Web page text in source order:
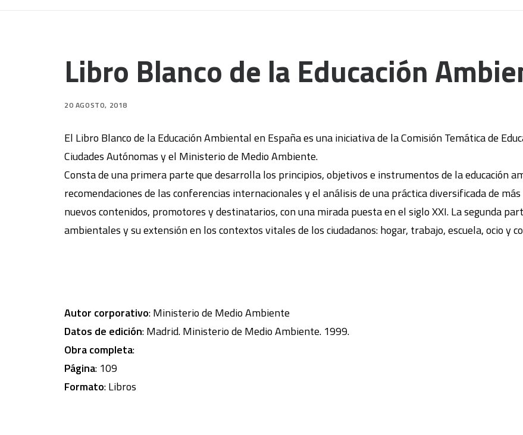
Libro Blanco de la Educación
20 AGOSTO, 2018
El Libro Blanco de la Educación Ambiental en España es una iniciativa de la Comisión Temática de
Ciudades Autónomas y el Ministerio de Medio Ambiente.
Consta de una primera parte que desarrolla los principios, objetivos e instrumentos de la educación
recomendaciones de las conferencias internacionales y el análisis de una práctica diversificada de
nuevos contenidos, promotores y destinatarios, con una mirada puesta en el siglo XXI. La segunda
ambientales y su extensión en los contextos vitales de los ciudadanos: hogar, trabajo, escuela, ocio y
Autor corporativo: Ministerio de Medio Ambiente
Datos de edición: Madrid. Ministerio de Medio Ambiente. 1999.
Obra completa:
Página: 109
Formato: Libros